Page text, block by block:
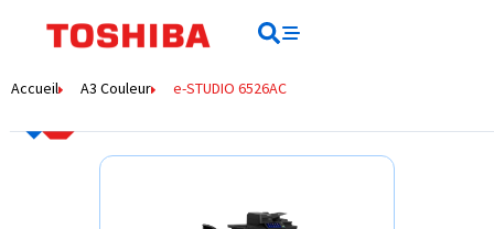
Accueil A3 Couleur e-STUDIO 6526AC